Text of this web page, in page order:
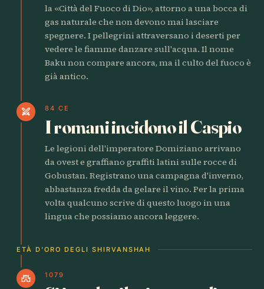
la «Città del Fuoco di Dio», attorno a una bocca di
gas naturale che non devono mai lasciare
spegnere. I pellegrini attraversano i deserti per
vedere le fiamme danzare sull'acqua. Il nome
Baku non compare ancora, ma il culto del fuoco è
già antico.
swords 84 CE
I romani incidono il Caspio
Le legioni dell'imperatore Domiziano arrivano
da ovest e graffiano graffiti latini sulle rocce di
Gobustan. Registrano una campagna d'inverno,
abbastanza fredda da gelare il vino. Per la prima
volta qualcuno scrive di questo luogo in una
lingua che possiamo ancora leggere.
ETÀ D'ORO DEGLI SHIRVANSHAH
castle 1079